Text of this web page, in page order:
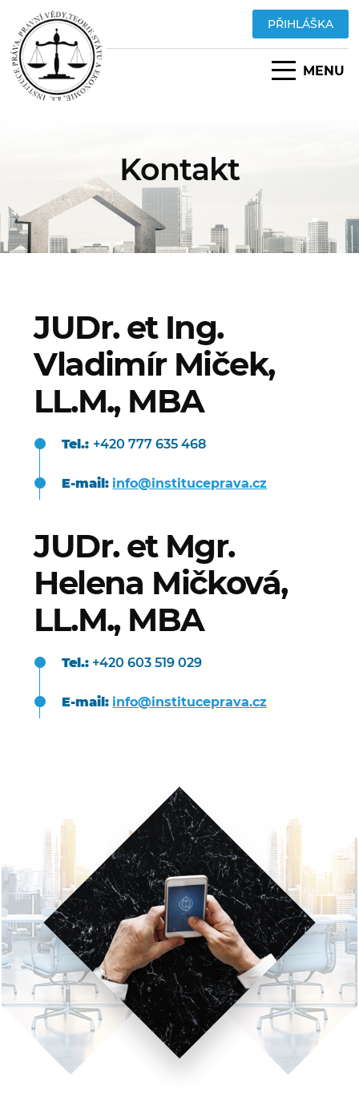
PŘIHLÁŠKA
MENU
Kontakt
JUDr. et Ing.
Vladimír Miček,
LL.M., MBA
Tel.: +420 777 635 468
E-mail: info@instituceprava.cz
JUDr. et Mgr.
Helena Mičková,
LL.M., MBA
Tel.: +420 603 519 029
E-mail: info@instituceprava.cz